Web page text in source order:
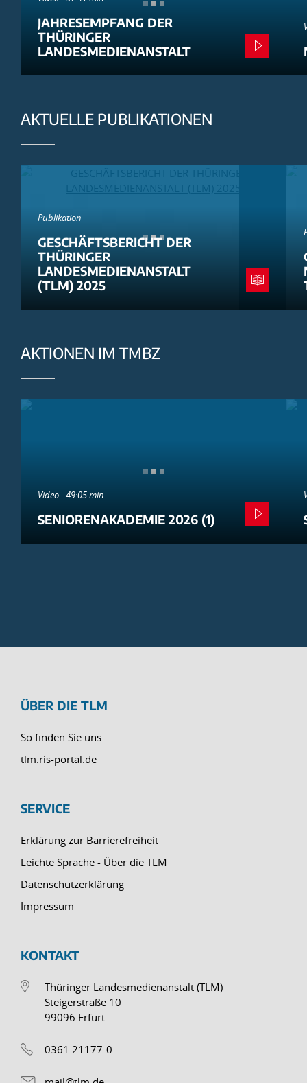
JAHRESEMPFANG DER
THÜRINGER
LANDESMEDIENANSTALT
AKTUELLE PUBLIKATIONEN
Publikation
GESCHÄFTSBERICHT DER
THÜRINGER
LANDESMEDIENANSTALT
(TLM) 2025
AKTIONEN IM TMBZ
Video - 49:05 min
SENIORENAKADEMIE 2026 (1)
ÜBER DIE TLM
So finden Sie uns
tlm.ris-portal.de
SERVICE
Erklärung zur Barrierefreiheit
Leichte Sprache - Über die TLM
Datenschutzerklärung
Impressum
KONTAKT
Thüringer Landesmedienanstalt (TLM)
Steigerstraße 10
99096 Erfurt
0361 21177-0